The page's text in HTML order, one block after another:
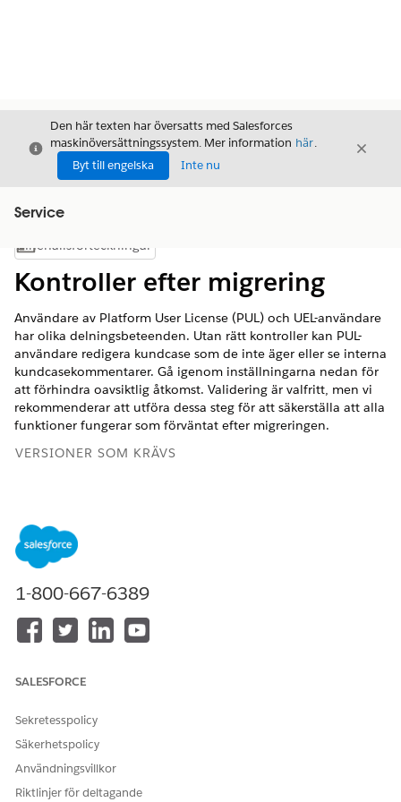
Stäng
Den här texten har översatts med Salesforces
maskinöversättningssystem. Mer information här.
Byt till engelska
Inte nu
Stäng
Service
Visa innehållsförteckning
Innehållsförteckningar
Kontroller efter migrering
Användare av Platform User License (PUL) och UEL-användare
har olika delningsbeteenden. Utan rätt kontroller kan PUL-
användare redigera kundcase som de inte äger eller se interna
kundcasekommentarer. Gå igenom inställningarna nedan för
att förhindra oavsiktlig åtkomst. Validering är valfritt, men vi
rekommenderar att utföra dessa steg för att säkerställa att alla
funktioner fungerar som förväntat efter migreringen.
VERSIONER SOM KRÄVS
Verifiera kärnlicens och funktionsinställningar
Bekräfta att de baslinjeinställningar som behövs har aktiverats
för både UEL- och PUL-licenstyper.
Ställ in externa organisationsomfattande standarder
(OWD) till Privat för båda licenstyperna.
Bekräfta att följande är aktiverat (Sant) för båda
Personkonto-
Nätverksfunktioner (aktiverad, medlem och intern
användare)
Medarbetarlänk
1-800-667-6389
SALESFORCE
Sekretesspolicy
Säkerhetspolicy
Användningsvillkor
Riktlinjer för deltagande